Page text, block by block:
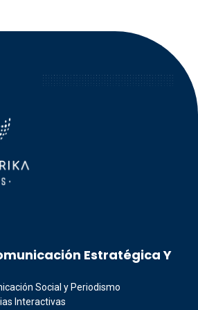
Estratégica Y
Social y Periodismo
Interactivas